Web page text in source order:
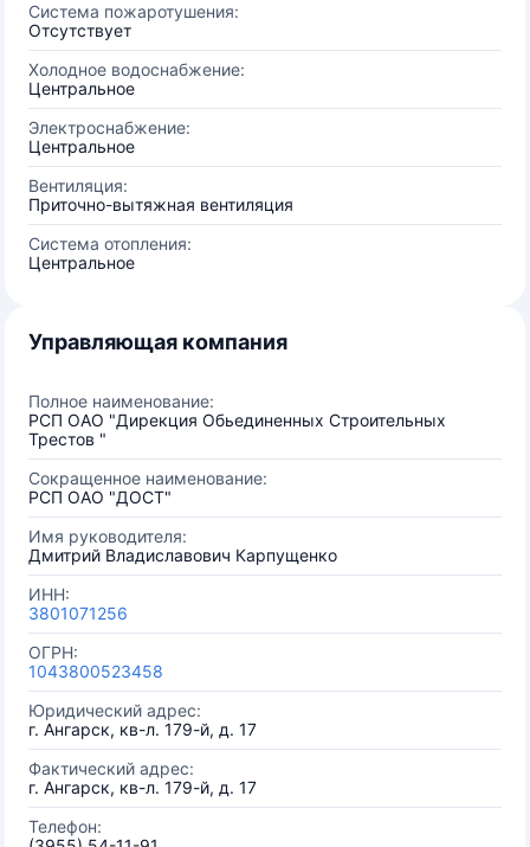
Система пожаротушения:
Отсутствует
Холодное водоснабжение:
Центральное
Электроснабжение:
Центральное
Вентиляция:
Приточно-вытяжная вентиляция
Система отопления:
Центральное
Управляющая компания
Полное наименование:
РСП ОАО "Дирекция Обьединенных Строительных
Трестов "
Сокращенное наименование:
РСП ОАО "ДОСТ"
Имя руководителя:
Дмитрий Владиславович Карпущенко
ИНН:
3801071256
ОГРН:
1043800523458
Юридический адрес:
г. Ангарск, кв-л. 179-й, д. 17
Фактический адрес:
г. Ангарск, кв-л. 179-й, д. 17
Телефон: